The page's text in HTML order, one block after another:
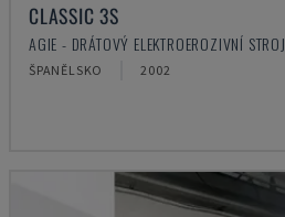
CLASSIC 3S
AGIE - DRÁTOVÝ ELEKTROEROZIVNÍ STROJ
ŠPANĚLSKO 2002